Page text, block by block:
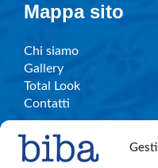
Mappa sito
Chi siamo
Gallery
Total Look
Contatti